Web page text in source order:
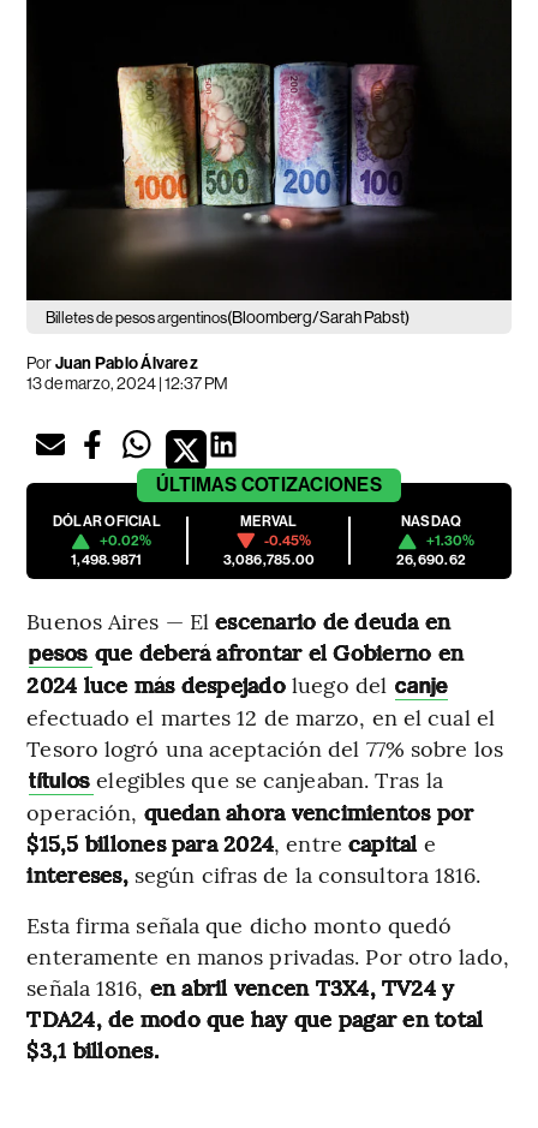
Billetes de pesos argentinos(Bloomberg/Sarah Pabst)
PorJuan Pablo Álvarez
13 de marzo, 2024 | 12:37 PM
ÚLTIMAS COTIZACIONES
DÓLAR OFICIAL
+0.02%
1,498.9871
MERVAL
-0.45%
3,086,785.00
NASDAQ
+1.30%
26,690.62
Buenos Aires — Elescenario de deuda en
pesos que deberá afrontar el Gobierno en
2024 luce más despejadoluego del canje
efectuado el martes 12 de marzo, en el cual el
Tesoro logró una aceptación del 77% sobre los
títulos elegibles que se canjeaban. Tras la
operación, quedan ahora vencimientos por
$15,5 billones para 2024, entre capital e
intereses, según cifras de la consultora 1816.
Esta firma señala que dicho monto quedó
enteramente en manos privadas. Por otro lado,
señala 1816, en abril vencen T3X4, TV24 y
TDA24, de modo que hay que pagar en total
$3,1 billones.